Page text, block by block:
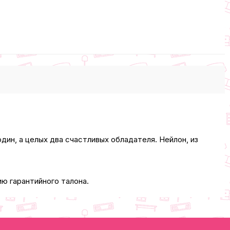
а целых два счастливых обладателя. Нейлон, из
гарантийного талона.